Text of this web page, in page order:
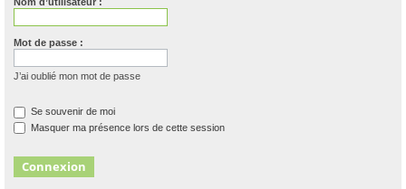
Mot de passe :
J’ai oublié mon mot de passe
Se souvenir de moi
Masquer ma présence lors de cette session